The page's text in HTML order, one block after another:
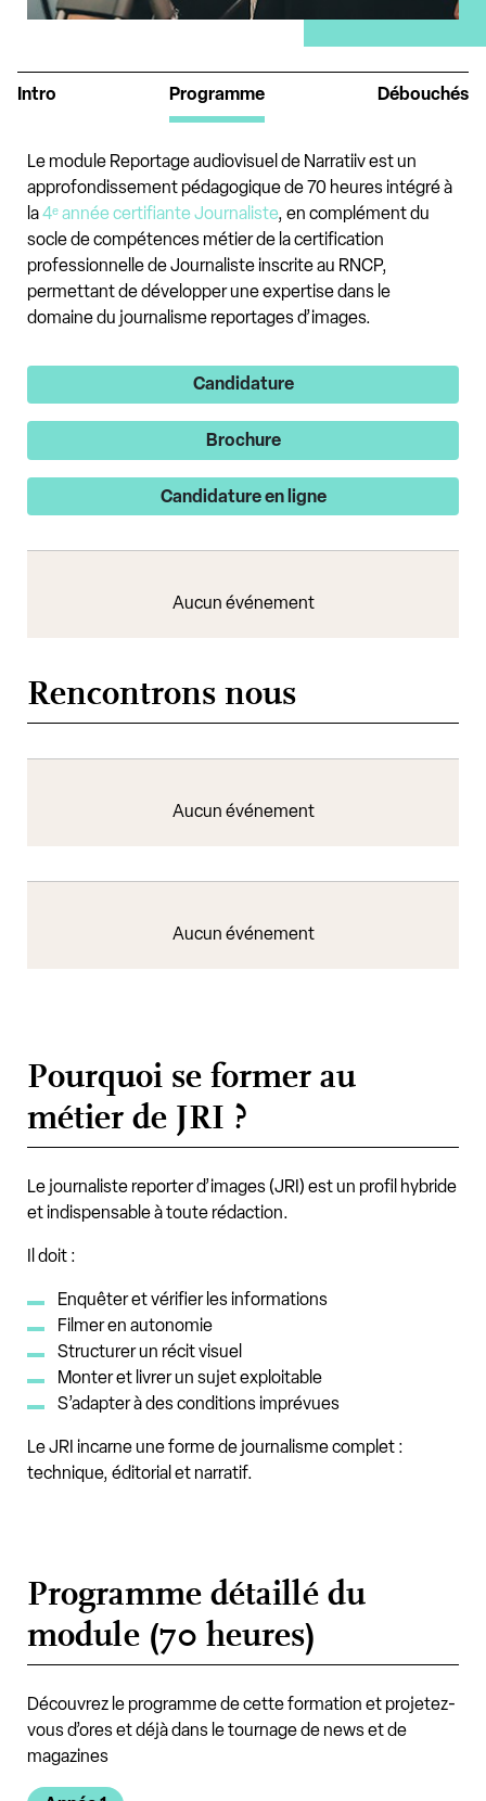
Intro Programme Débouchés
Le module Reportage audiovisuel de Narratiiv est un
approfondissement pédagogique de 70 heures intégré à
la4ᵉ année certifiante Journaliste, en complément du
socle de compétences métier de la certification
professionnelle de Journaliste inscrite au RNCP,
permettant de développer une expertise dans le
domaine du journalisme reportages d’images.
Candidature
Brochure
Candidature en ligne
Aucun événement
Rencontrons nous
Aucun événement
Aucun événement
Pourquoi se former au
métier de JRI ?
Le journaliste reporter d’images (JRI) est un profil hybride
et indispensable à toute rédaction.
Il doit :
Enquêter et vérifier les informations
Filmer en autonomie
Structurer un récit visuel
Monter et livrer un sujet exploitable
S’adapter à des conditions imprévues
Le JRI incarne une forme de journalisme complet :
technique, éditorial et narratif.
Programme détaillé du
module (70 heures)
Découvrez le programme de cette formation et projetez-
vous d’ores et déjà dans le tournage de news et de
magazines